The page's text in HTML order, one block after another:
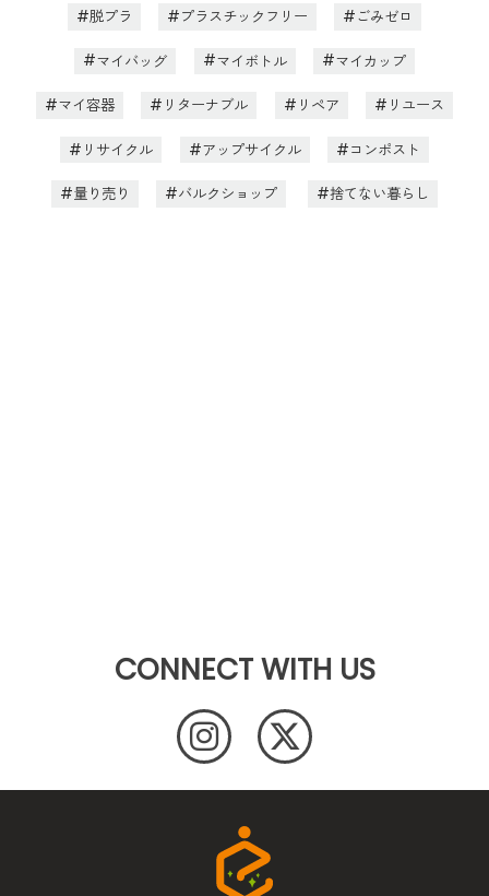
脱プラ プラスチックフリー ごみゼロ
マイバッグ マイボトル マイカップ
マイ容器 リターナブル リペア リユース
リサイクル アップサイクル コンポスト
量り売り バルクショップ 捨てない暮らし
CONNECT WITH US